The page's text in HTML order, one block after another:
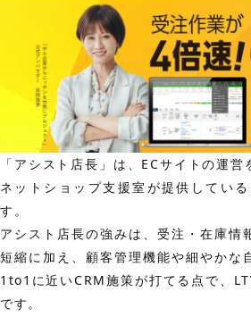
「アシスト店長」は、ECサイトの運
ネットショップ支援室が提供してい
す。
アシスト店長の強みは、受注・在庫情
短縮に加え、顧客管理機能や細やかな
1to1に近いCRM施策が打てる点で、
です。